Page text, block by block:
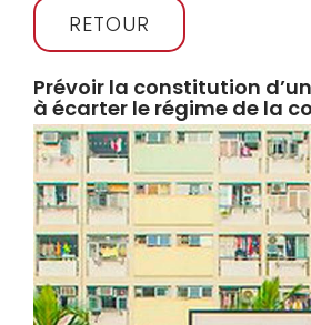
RETOUR
Prévoir la constitution
à écarter le régime de la